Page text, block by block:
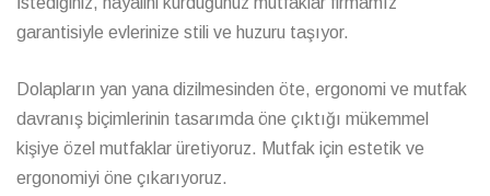
garantisiyle evlerinize stili ve huzuru taşıyor.
Dolapların yan yana dizilmesinden öte, ergonomi ve mutfak
davranış biçimlerinin tasarımda öne çıktığı mükemmel
kişiye özel mutfaklar üretiyoruz. Mutfak için estetik ve
ergonomiyi öne çıkarıyoruz.